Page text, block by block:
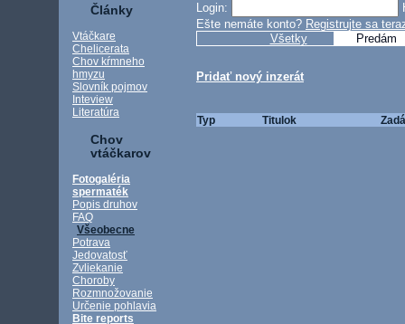
Články
Vtáčkare
Chelicerata
Chov kŕmneho
hmyzu
Slovník pojmov
Inteview
Literatúra
Chov
vtáčkarov
Fotogaléria
spermaték
Popis druhov
FAQ
Všeobecne
Potrava
Jedovatosť
Zvliekanie
Choroby
Rozmnožovanie
Určenie pohlavia
Bite reports
Login:
Ešte nemáte konto? Registrujte sa
Všetky
Predám
Pridať nový inzerát
Typ Titulok